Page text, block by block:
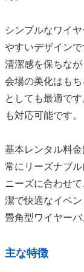
シンプルなワイ
やすいデザインで
清潔感を保ちな
会場の美化はも
としても最適で
も対応可能です。
基本レンタル料
常にリーズナブ
ニーズに合わせ
潔で快適なイベ
畳角型ワイヤーバ
主な特徴